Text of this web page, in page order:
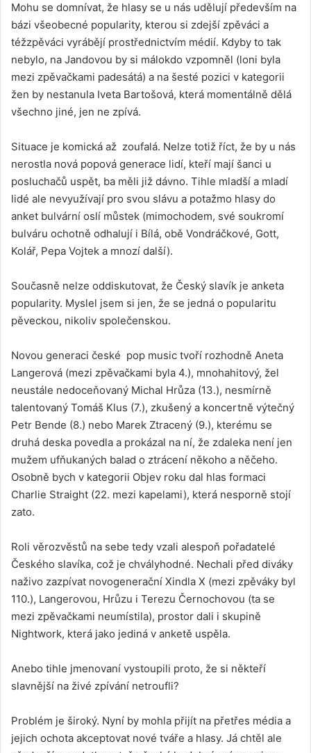
Mohu se domnívat, že hlasy se u nás udělují především na
bázi všeobecné popularity, kterou si zdejší zpěváci a
téžzpěváci vyrábějí prostřednictvím médií. Kdyby to tak
nebylo, na Jandovou by si málokdo vzpomněl (loni byla
mezi zpěvačkami padesátá) a na šesté pozici v kategorii
žen by nestanula Iveta Bartošová, která momentálně dělá
všechno jiné, jen ne zpívá.
Situace je komická až zoufalá. Nelze totiž říct, že by u nás
nerostla nová popová generace lidí, kteří mají šanci u
posluchačů uspět, ba měli již dávno. Tihle mladší a mladí
lidé ale nevyužívají pro svou slávu a potažmo hlasy do
anket bulvární oslí můstek (mimochodem, své soukromí
bulváru ochotně odhalují i Bílá, obě Vondráčkové, Gott,
Kolář, Pepa Vojtek a mnozí další).
Současně nelze oddiskutovat, že Český slavík je anketa
popularity. Myslel jsem si jen, že se jedná o popularitu
pěveckou, nikoliv společenskou.
Novou generaci české pop music tvoří rozhodně Aneta
Langerová (mezi zpěvačkami byla 4.), mnohahitový, žel
neustále nedoceňovaný Michal Hrůza (13.), nesmírně
talentovaný Tomáš Klus (7.), zkušený a koncertně výtečný
Petr Bende (8.) nebo Marek Ztracený (9.), kterému se
druhá deska povedla a prokázal na ní, že zdaleka není jen
mužem ufňukaných balad o ztrácení někoho a něčeho.
Osobně bych v kategorii Objev roku dal hlas formaci
Charlie Straight (22. mezi kapelami), která nesporně stojí
zato.
Roli věrozvěstů na sebe tedy vzali alespoň pořadatelé
Českého slavíka, což je chvályhodné. Nechali před diváky
naživo zazpívat novogenerační Xindla X (mezi zpěváky byl
110.), Langerovou, Hrůzu i Terezu Černochovou (ta se
mezi zpěvačkami neumístila), prostor dali i skupině
Nightwork, která jako jediná v anketě uspěla.
Anebo tihle jmenovaní vystoupili proto, že si někteří
slavnější na živé zpívání netroufli?
Problém je široký. Nyní by mohla přijít na přetřes média a
jejich ochota akceptovat nové tváře a hlasy. Já chtěl ale